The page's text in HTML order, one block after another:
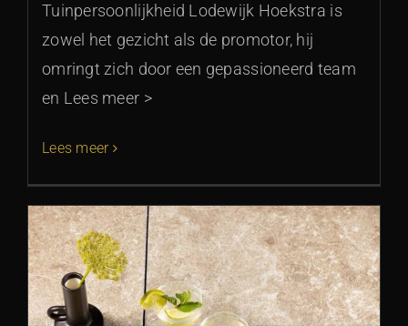
Tuinpersoonlijkheid Lodewijk Hoekstra is
zowel het gezicht als de promotor, hij
omringt zich door een gepassioneerd team
en Lees meer >
Lees meer